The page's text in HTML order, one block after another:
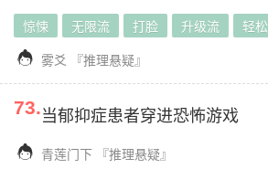
惊悚 无限流 打脸 升级流 轻松
 雾爻 『推理悬疑』
73.当郁抑症患者穿进恐怖游戏
 青莲门下 『推理悬疑』